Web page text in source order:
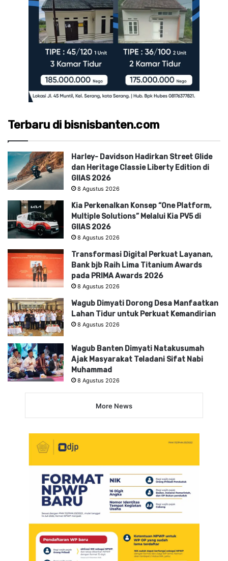
Terbaru di bisnisbanten.com
Harley- Davidson Hadirkan Street Glide
dan Heritage Classie Liberty Edition di
GIIAS 2026
8 Agustus 2026
Kia Perkenalkan Konsep “One Platform,
Multiple Solutions” Melalui Kia PV5 di
GIIAS 2026
8 Agustus 2026
Transformasi Digital Perkuat Layanan,
Bank bjb Raih Lima Titanium Awards
pada PRIMA Awards 2026
8 Agustus 2026
Wagub Dimyati Dorong Desa Manfaatkan
Lahan Tidur untuk Perkuat Kemandirian
8 Agustus 2026
Wagub Banten Dimyati Natakusumah
Ajak Masyarakat Teladani Sifat Nabi
Muhammad
8 Agustus 2026
More News